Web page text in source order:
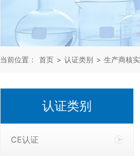
当前位置： 首页 > 认证类别 > 生产商核
认证类别
CE认证